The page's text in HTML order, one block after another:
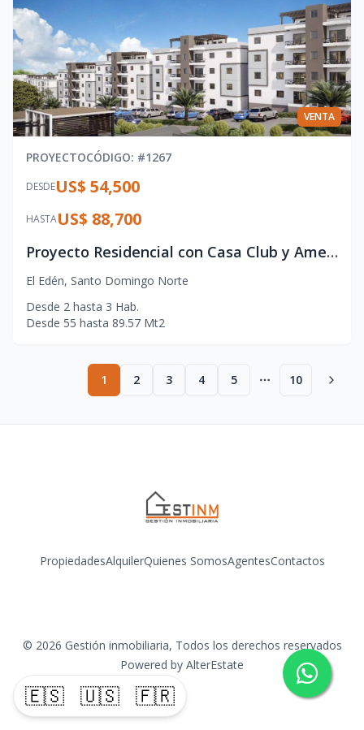
🇪🇸 🇺🇸 🇫🇷
VENTA
PROYECTOCÓDIGO: #1267
DESDEUS$ 54,500
HASTAUS$ 88,700
Proyecto Residencial con Casa Club y Amenidades Exclusivas – Ideal para Vivir o Invertir
El Edén, Santo Domingo Norte
Desde 2 hasta 3 Hab.
Desde 55 hasta 89.57 Mt2
1 2 3 4 5
More pages
10
PropiedadesAlquilerQuienes SomosAgentesContactos
© 2026 Gestión inmobiliaria, Todos los derechos reservados
Powered by AlterEstate